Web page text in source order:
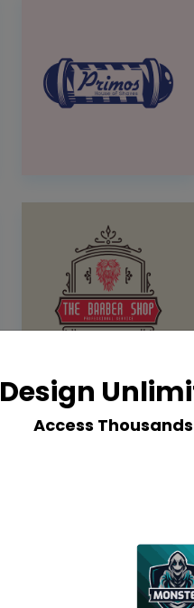
Design
Access